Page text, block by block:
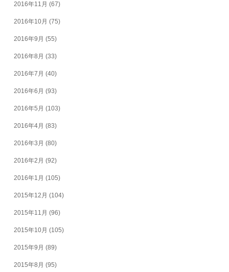
2016年11月 (67)
2016年10月 (75)
2016年9月 (55)
2016年8月 (33)
2016年7月 (40)
2016年6月 (93)
2016年5月 (103)
2016年4月 (83)
2016年3月 (80)
2016年2月 (92)
2016年1月 (105)
2015年12月 (104)
2015年11月 (96)
2015年10月 (105)
2015年9月 (89)
2015年8月 (95)